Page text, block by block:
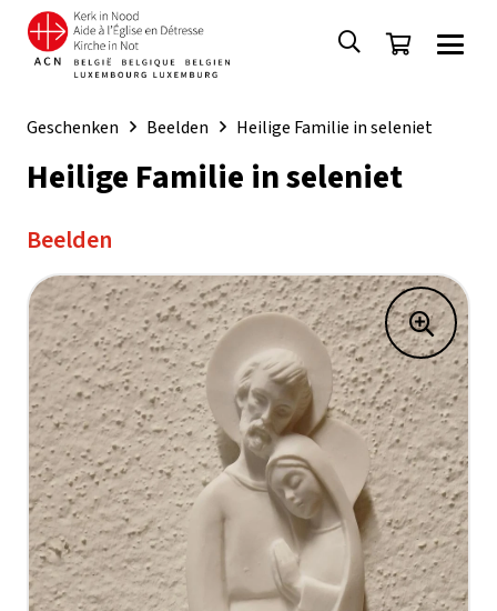
Geschenken Beelden Heilige Familie in seleniet
Heilige Familie in seleniet
Beelden